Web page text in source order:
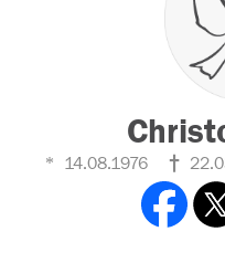
14.08.1976